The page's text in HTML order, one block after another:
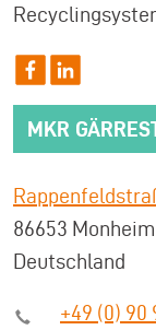
MKR
86653 Monheim
Deutschland
+49 (0) 90